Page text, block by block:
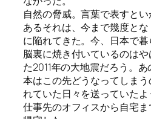
自然の脅威。言葉で表すと
あるそれは、今まで幾度と
に陥れてきた。今、日本で
脳裏に焼き付いているのは
た2011年の大地震だろう。
本はこの先どうなってしま
れていた日々を送っていた
仕事先のオフィスから自宅